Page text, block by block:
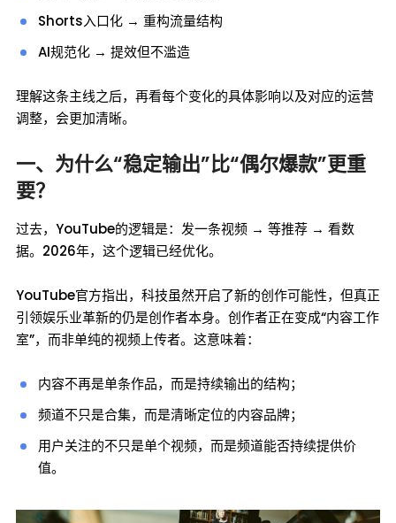
Shorts入口化 → 重构流量结构
AI规范化 → 提效但不滥造
理解这条主线之后，再看每个变化的具体影响以及对应的运营
调整，会更加清晰。
一、为什么“稳定输出”比“偶尔爆款”更重
要？
过去，YouTube的逻辑是：发一条视频 → 等推荐 → 看数
据。2026年，这个逻辑已经优化。
YouTube官方指出，科技虽然开启了新的创作可能性，但真正
引领娱乐业革新的仍是创作者本身。创作者正在变成“内容工作
室”，而非单纯的视频上传者。这意味着：
内容不再是单条作品，而是持续输出的结构；
频道不只是合集，而是清晰定位的内容品牌；
用户关注的不只是单个视频，而是频道能否持续提供价
值。